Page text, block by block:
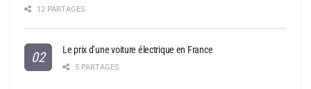
12 PARTAGES
Le prix d’une voiture électrique en France
5 PARTAGES